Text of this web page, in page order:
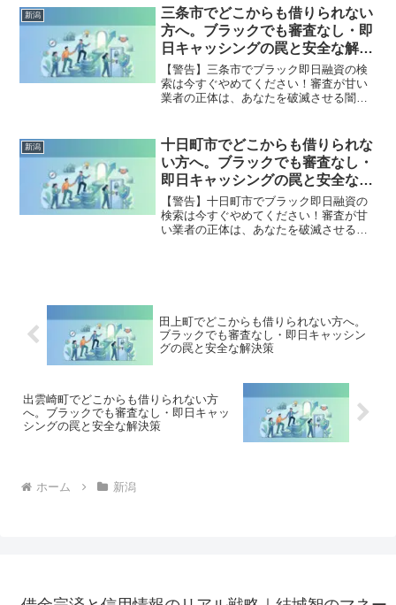
まで徹底解説。多重債務の地獄から抜け
出し、合法的に借金を減額・免除する
「債務整理」の正しい知識と、今すぐ督
促を止める無料相談窓口をご案内しま
す。
新潟
三条市でどこからも借りられない
方へ。ブラックでも審査なし・即
日キャッシングの罠と安全な解決
策
【警告】三条市でブラック即日融資の検
索は今すぐやめてください！審査が甘い
業者の正体は、あなたを破滅させる闇金
市で違法業者を避け、借金地獄から抜け
出した方々の実体験と確実な解決策を完
全公開。
新潟
十日町市でどこからも借りられな
い方へ。ブラックでも審査なし・
即日キャッシングの罠と安全な解
決策
【警告】十日町市でブラック即日融資の
検索は今すぐやめてください！審査が甘
い業者の正体は、あなたを破滅させる闇
田上町でどこからも借りられない方へ。
ブラックでも審査なし・即日キャッシン
グの罠と安全な解決策
出雲崎町でどこからも借りられない方
へ。ブラックでも審査なし・即日キャッ
シングの罠と安全な解決策
ホーム 新潟